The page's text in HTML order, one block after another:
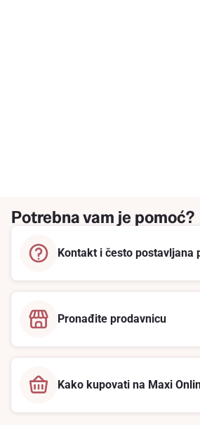
Potrebna vam je pomoć?
Kontakt i često postavljana
Pronađite prodavnicu
Kako kupovati na Maxi